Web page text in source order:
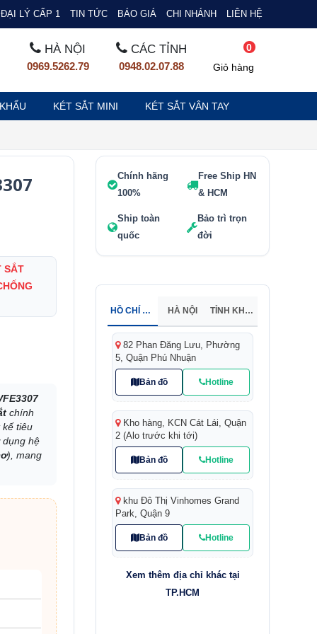
LÝ CẤP 1 TIN TỨC BÁO GIÁ CHI NHÁNH LIÊN HỆ
HÀ NỘI
0969.5262.79
CÁC TỈNH
0948.02.07.88
0
Giỏ hàng
KÉT SẮT MINI KÉT SẮT VÂN TAY
SẮT
chính
tiêu
hệ
), mang
Chính hãng
100%
Free Ship HN
& HCM
Ship toàn
quốc
Bảo trì trọn
đời
HỒ CHÍ MINH HÀ NỘI TỈNH KHÁC
82 Phan Đăng Lưu, Phường
5, Quận Phú Nhuận
Bản đồ Hotline
Kho hàng, KCN Cát Lái, Quận
2 (Alo trước khi tới)
Bản đồ Hotline
khu Đô Thị Vinhomes Grand
Park, Quận 9
Bản đồ Hotline
Xem thêm địa chỉ khác tại
TP.HCM